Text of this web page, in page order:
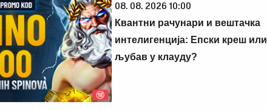
08. 08. 2026 10:00
Квантни рачунари и вештачка
интелигенција: Епски креш или
љубав у клауду?